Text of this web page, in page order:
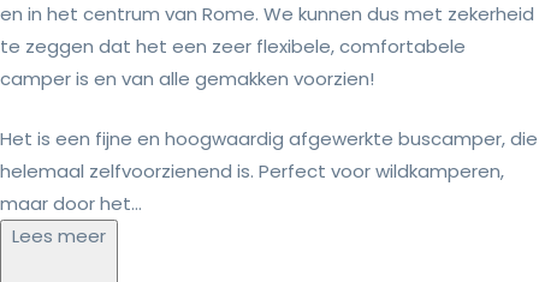
en in het centrum van Rome. We kunnen dus met zekerheid
te zeggen dat het een zeer flexibele, comfortabele
camper is en van alle gemakken voorzien!
Het is een fijne en hoogwaardig afgewerkte buscamper, die
helemaal zelfvoorzienend is. Perfect voor wildkamperen,
maar door het...
Lees meer